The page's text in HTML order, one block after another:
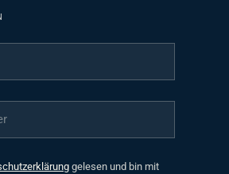
gelesen und bin mit